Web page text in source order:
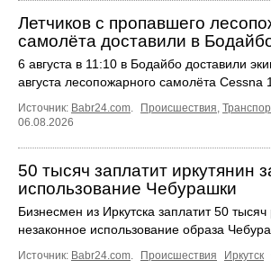
Летчиков с пропавшего
самолёта доставили в
6 августа в 11:10 в Бодайбо доставили
августа лесопожарного самолёта Cessna
Источник: Babr24.com. Происшествия,
06.08.2026
50 тысяч заплатит иркутянин
использование Чебурашки
Бизнесмен из Иркутска заплатит 50 тысяч
незаконное использование образа
Источник: Babr24.com. Происшествия Иркутск